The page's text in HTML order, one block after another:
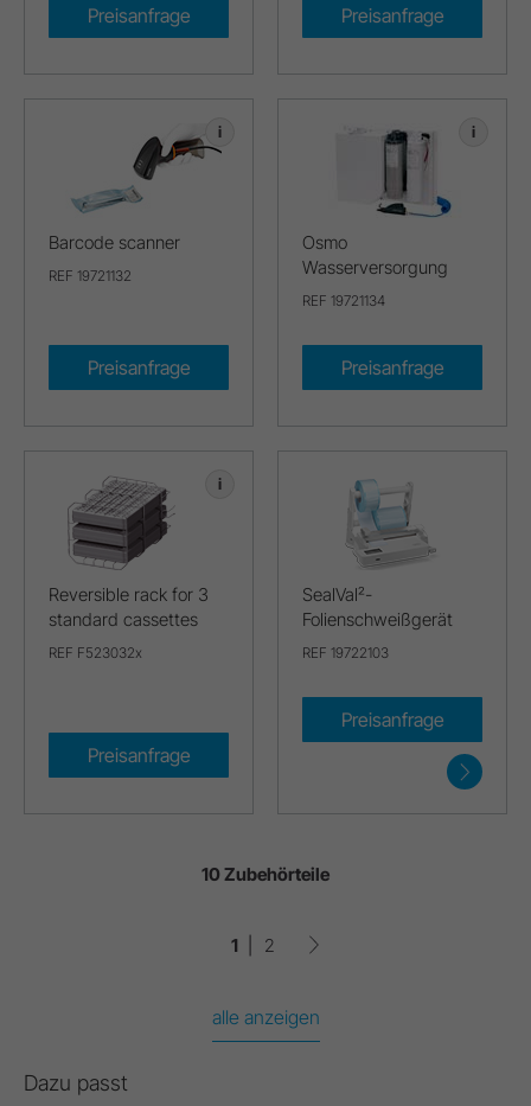
Preisanfrage Preisanfrage
i
Barcode scanner
REF 19721132
Preisanfrage
i
Osmo
Wasserversorgung
REF 19721134
Preisanfrage
i
Reversible rack for 3
standard cassettes
REF F523032x
Preisanfrage
SealVal²-
Folienschweißgerät
REF 19722103
Preisanfrage
10 Zubehörteile
1 2
alle anzeigen
Dazu passt